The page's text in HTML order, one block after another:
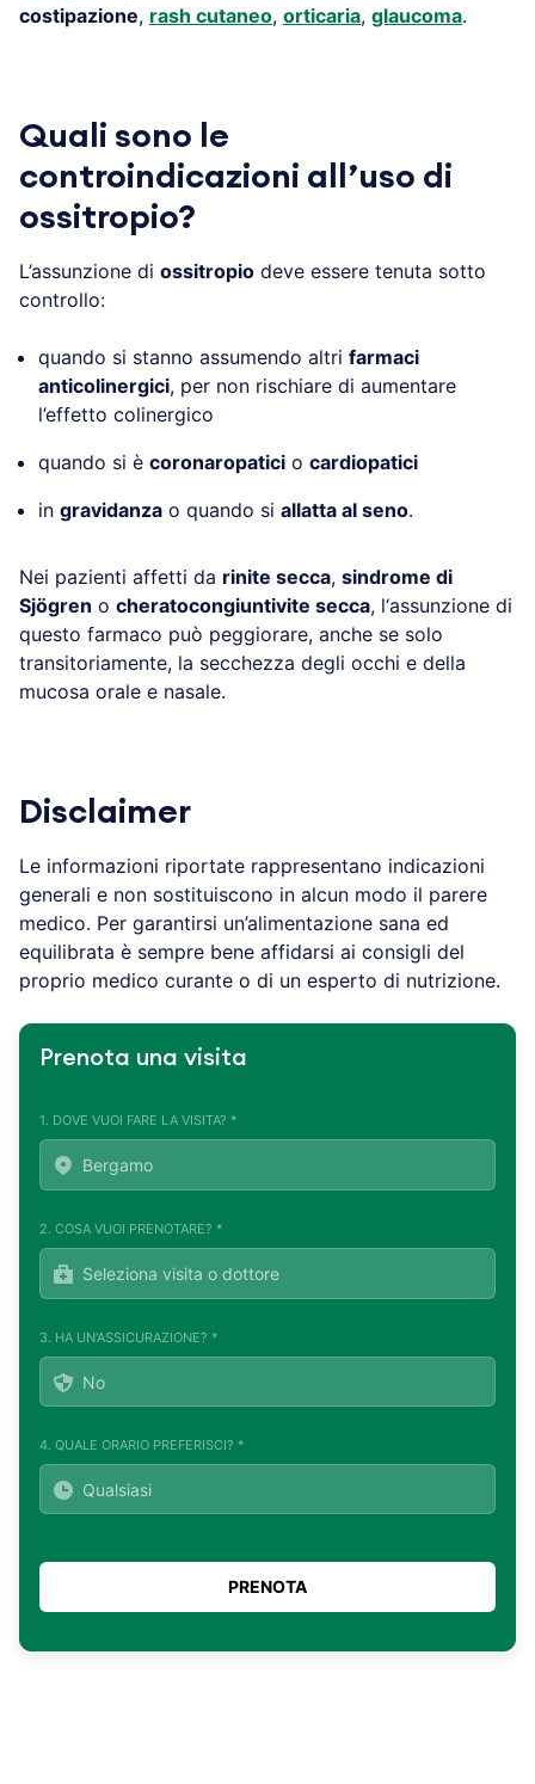
costipazione, rash cutaneo, orticaria, glaucoma.
Quali sono le
controindicazioni all’uso di
ossitropio?
L’assunzione di ossitropio deve essere tenuta sotto
controllo:
quando si stanno assumendo altri farmaci
anticolinergici, per non rischiare di aumentare
l’effetto colinergico
quando si è coronaropatici o cardiopatici
in gravidanza o quando si allatta al seno.
Nei pazienti affetti da rinite secca, sindrome di
Sjögren o cheratocongiuntivite secca, l‘assunzione di
questo farmaco può peggiorare, anche se solo
transitoriamente, la secchezza degli occhi e della
mucosa orale e nasale.
Disclaimer
Le informazioni riportate rappresentano indicazioni
generali e non sostituiscono in alcun modo il parere
medico. Per garantirsi un’alimentazione sana ed
equilibrata è sempre bene affidarsi ai consigli del
proprio medico curante o di un esperto di nutrizione.
Prenota una visita
1. DOVE VUOI FARE LA VISITA? *
2. COSA VUOI PRENOTARE? *
3. HA UN'ASSICURAZIONE? *
4. QUALE ORARIO PREFERISCI? *